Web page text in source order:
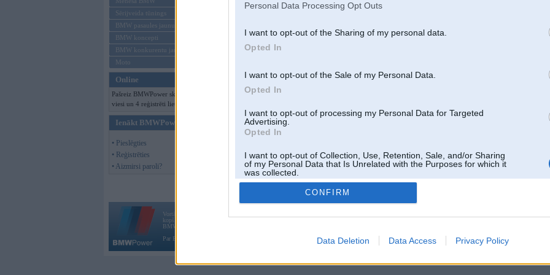
Personal Data Processing Opt Outs
I want to opt-out of the Sharing of my personal data.
Opted In
I want to opt-out of the Sale of my Personal Data.
Opted In
I want to opt-out of processing my Personal Data for Targeted
Advertising.
Opted In
I want to opt-out of Collection, Use, Retention, Sale, and/or Sharing
of my Personal Data that Is Unrelated with the Purposes for which it
was collected.
Opted Out
CONFIRM
Data Deletion Data Access Privacy Policy
Sērijveida tūnings
BMW pasaules jaunumi
BMW koncepti
BMW konkurentu jaunumi
Moto
Online
Pašreiz BMWPower skatās 158
viesi un 4 reģistrēti lietotāji.
Ienākt BMWPower
• Pieslēgties
• Reģistrēties
• Aizmirsi paroli?
Vortāls BMWPower.lv darbojas
kopš 2002. gada 14. maija. Tas nav auto klubs un nav saistīts ar
BMW AG.
Par BMWPower